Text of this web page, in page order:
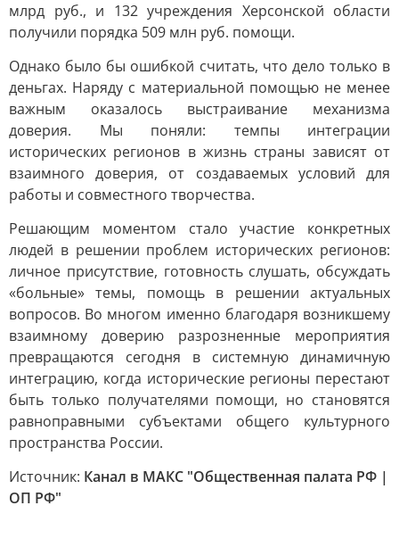
млрд руб., и 132 учреждения Херсонской области
получили порядка 509 млн руб. помощи.
Однако было бы ошибкой считать, что дело только в
деньгах. Наряду с материальной помощью не менее
важным оказалось выстраивание механизма
доверия. Мы поняли: темпы интеграции
исторических регионов в жизнь страны зависят от
взаимного доверия, от создаваемых условий для
работы и совместного творчества.
Решающим моментом стало участие конкретных
людей в решении проблем исторических регионов:
личное присутствие, готовность слушать, обсуждать
«больные» темы, помощь в решении актуальных
вопросов. Во многом именно благодаря возникшему
взаимному доверию разрозненные мероприятия
превращаются сегодня в системную динамичную
интеграцию, когда исторические регионы перестают
быть только получателями помощи, но становятся
равноправными субъектами общего культурного
пространства России.
Источник: Канал в МАКС "Общественная палата РФ |
ОП РФ"